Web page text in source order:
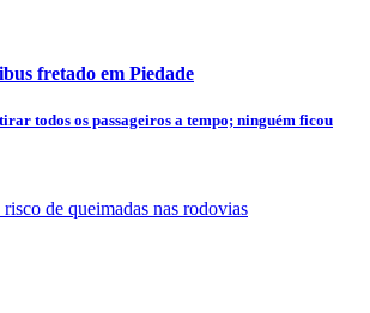
fretado em Piedade
todos os passageiros a tempo; ninguém ficou